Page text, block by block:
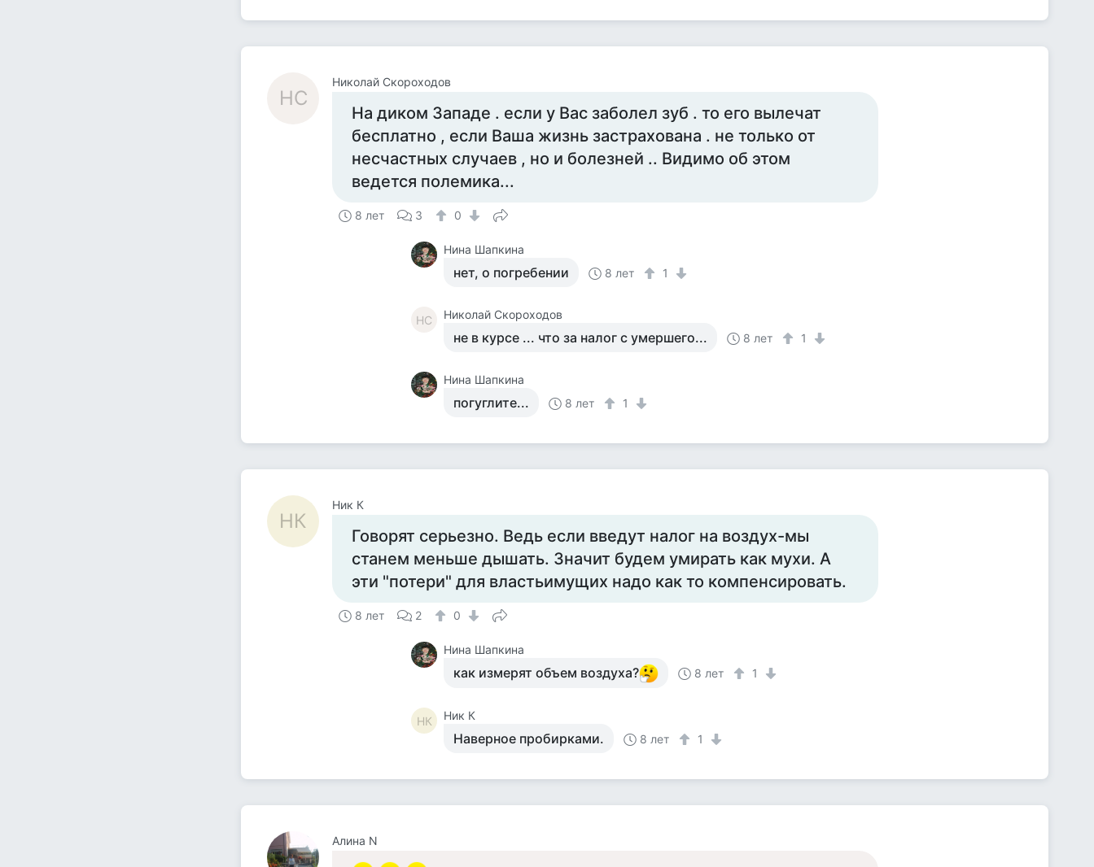
НС
Николай Скороходов
На диком Западе . если у Вас заболел зуб . то его вылечат
бесплатно , если Ваша жизнь застрахована . не только от
несчастных случаев , но и болезней .. Видимо об этом
ведется полемика...
8 лет 3 0
Нина Шапкина
нет, о погребении 8 лет 1
НС Николай Скороходов
не в курсе ... что за налог с умершего... 8 лет 1
Нина Шапкина
погуглите... 8 лет 1
НК
Ник К
Говорят серьезно. Ведь если введут налог на воздух-мы
станем меньше дышать. Значит будем умирать как мухи. А
эти "потери" для властьимущих надо как то компенсировать.
8 лет 2 0
Нина Шапкина
как измерят объем воздуха? 8 лет 1
НК Ник К
Наверное пробирками. 8 лет 1
Алина N